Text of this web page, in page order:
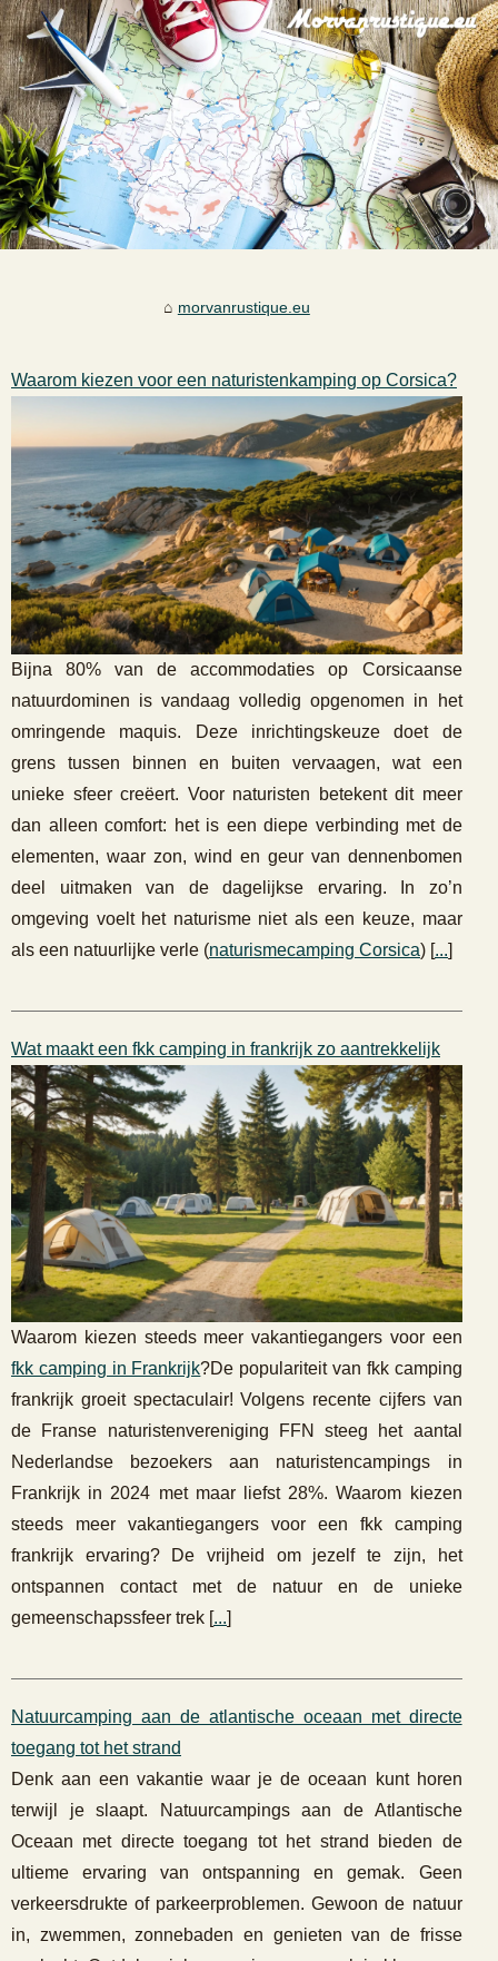
morvanrustique.eu
Waarom kiezen voor een naturistenkamping op Corsica?
Bijna 80% van de accommodaties op Corsicaanse
natuurdominen is vandaag volledig opgenomen in het
omringende maquis. Deze inrichtingskeuze doet de
grens tussen binnen en buiten vervaagen, wat een
unieke sfeer creëert. Voor naturisten betekent dit meer
dan alleen comfort: het is een diepe verbinding met de
elementen, waar zon, wind en geur van dennenbomen
deel uitmaken van de dagelijkse ervaring. In zo’n
omgeving voelt het naturisme niet als een keuze, maar
als een natuurlijke verle (naturismecamping Corsica) [...]
Wat maakt een fkk camping in frankrijk zo aantrekkelijk
Waarom kiezen steeds meer vakantiegangers voor een
fkk camping in Frankrijk?De populariteit van fkk camping
frankrijk groeit spectaculair! Volgens recente cijfers van
de Franse naturistenvereniging FFN steeg het aantal
Nederlandse bezoekers aan naturistencampings in
Frankrijk in 2024 met maar liefst 28%. Waarom kiezen
steeds meer vakantiegangers voor een fkk camping
frankrijk ervaring? De vrijheid om jezelf te zijn, het
ontspannen contact met de natuur en de unieke
gemeenschapssfeer trek [...]
Natuurcamping aan de atlantische oceaan met directe
toegang tot het strand
Denk aan een vakantie waar je de oceaan kunt horen
terwijl je slaapt. Natuurcampings aan de Atlantische
Oceaan met directe toegang tot het strand bieden de
ultieme ervaring van ontspanning en gemak. Geen
verkeersdrukte of parkeerproblemen. Gewoon de natuur
in, zwemmen, zonnebaden en genieten van de frisse